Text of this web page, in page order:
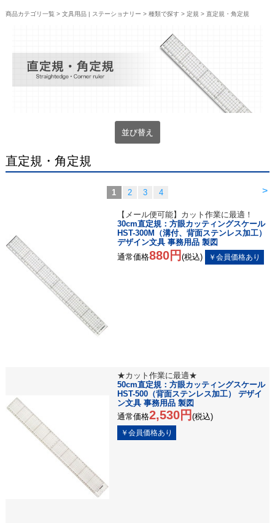
商品カテゴリ一覧 > 文具用品 | ステーショナリー > 種類で探す> 定規 > 直定規・角定規
並び替え
直定規・角定規
>
1 2 3 4
【メール便可能】カット作業に最適！
30cm直定規：方眼カッティングスケール
HST-300M（溝付、背面ステンレス加工）
デザイン文具 事務用品 製図
通常価格880円 (税込)
★カット作業に最適★
50cm直定規：方眼カッティングスケール
HST-500（背面ステンレス加工） デザイ
ン文具 事務用品 製図
通常価格2,530円 (税込)